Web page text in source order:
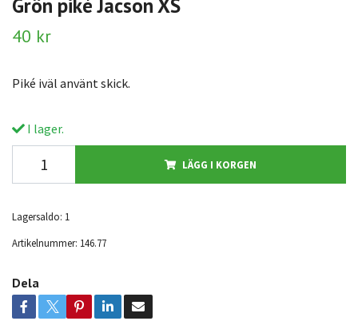
40 kr
Piké iväl använt skick.
I lager.
LÄGG I KORGEN
Lagersaldo: 1
Artikelnummer: 146.77
Dela